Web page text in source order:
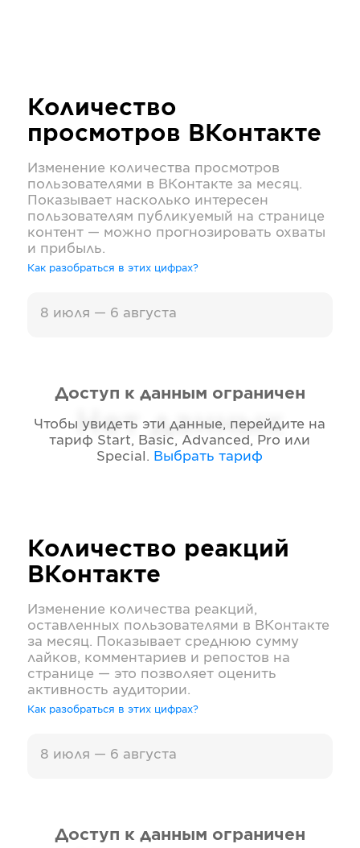
Количество
просмотров ВКонтакте
Изменение количества просмотров
пользователями в ВКонтакте за месяц.
Показывает насколько интересен
пользователям публикуемый на странице
контент — можно прогнозировать охваты
и прибыль.
Как разобраться в этих цифрах?
8 июля — 6 августа
Нет данных
Доступ к данным ограничен
Чтобы увидеть эти данные, перейдите на
тариф Start, Basic, Advanced, Pro или
Special . Выбрать тариф
Количество реакций
ВКонтакте
Изменение количества реакций,
оставленных пользователями в ВКонтакте
за месяц. Показывает среднюю сумму
лайков, комментариев и репостов на
странице — это позволяет оценить
активность аудитории.
Как разобраться в этих цифрах?
8 июля — 6 августа
Доступ к данным ограничен